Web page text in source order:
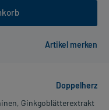
Doppelherz
Ginkgoblätterextrakt